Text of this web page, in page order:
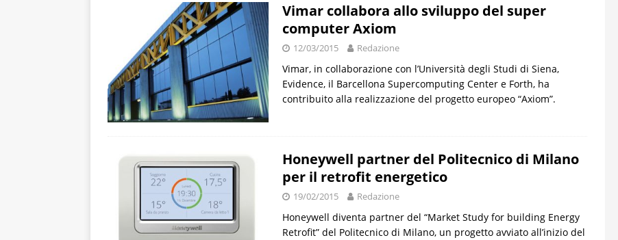
Vimar collabora allo sviluppo del super
computer Axiom
12/03/2015 Redazione
Vimar, in collaborazione con l’Università degli Studi di Siena,
Evidence, il Barcellona Supercomputing Center e Forth, ha
contribuito alla realizzazione del progetto europeo “Axiom”.
Honeywell partner del Politecnico di Milano
per il retrofit energetico
19/02/2015 Redazione
Honeywell diventa partner del “Market Study for building Energy
Retrofit” del Politecnico di Milano, un progetto avviato all’inizio del